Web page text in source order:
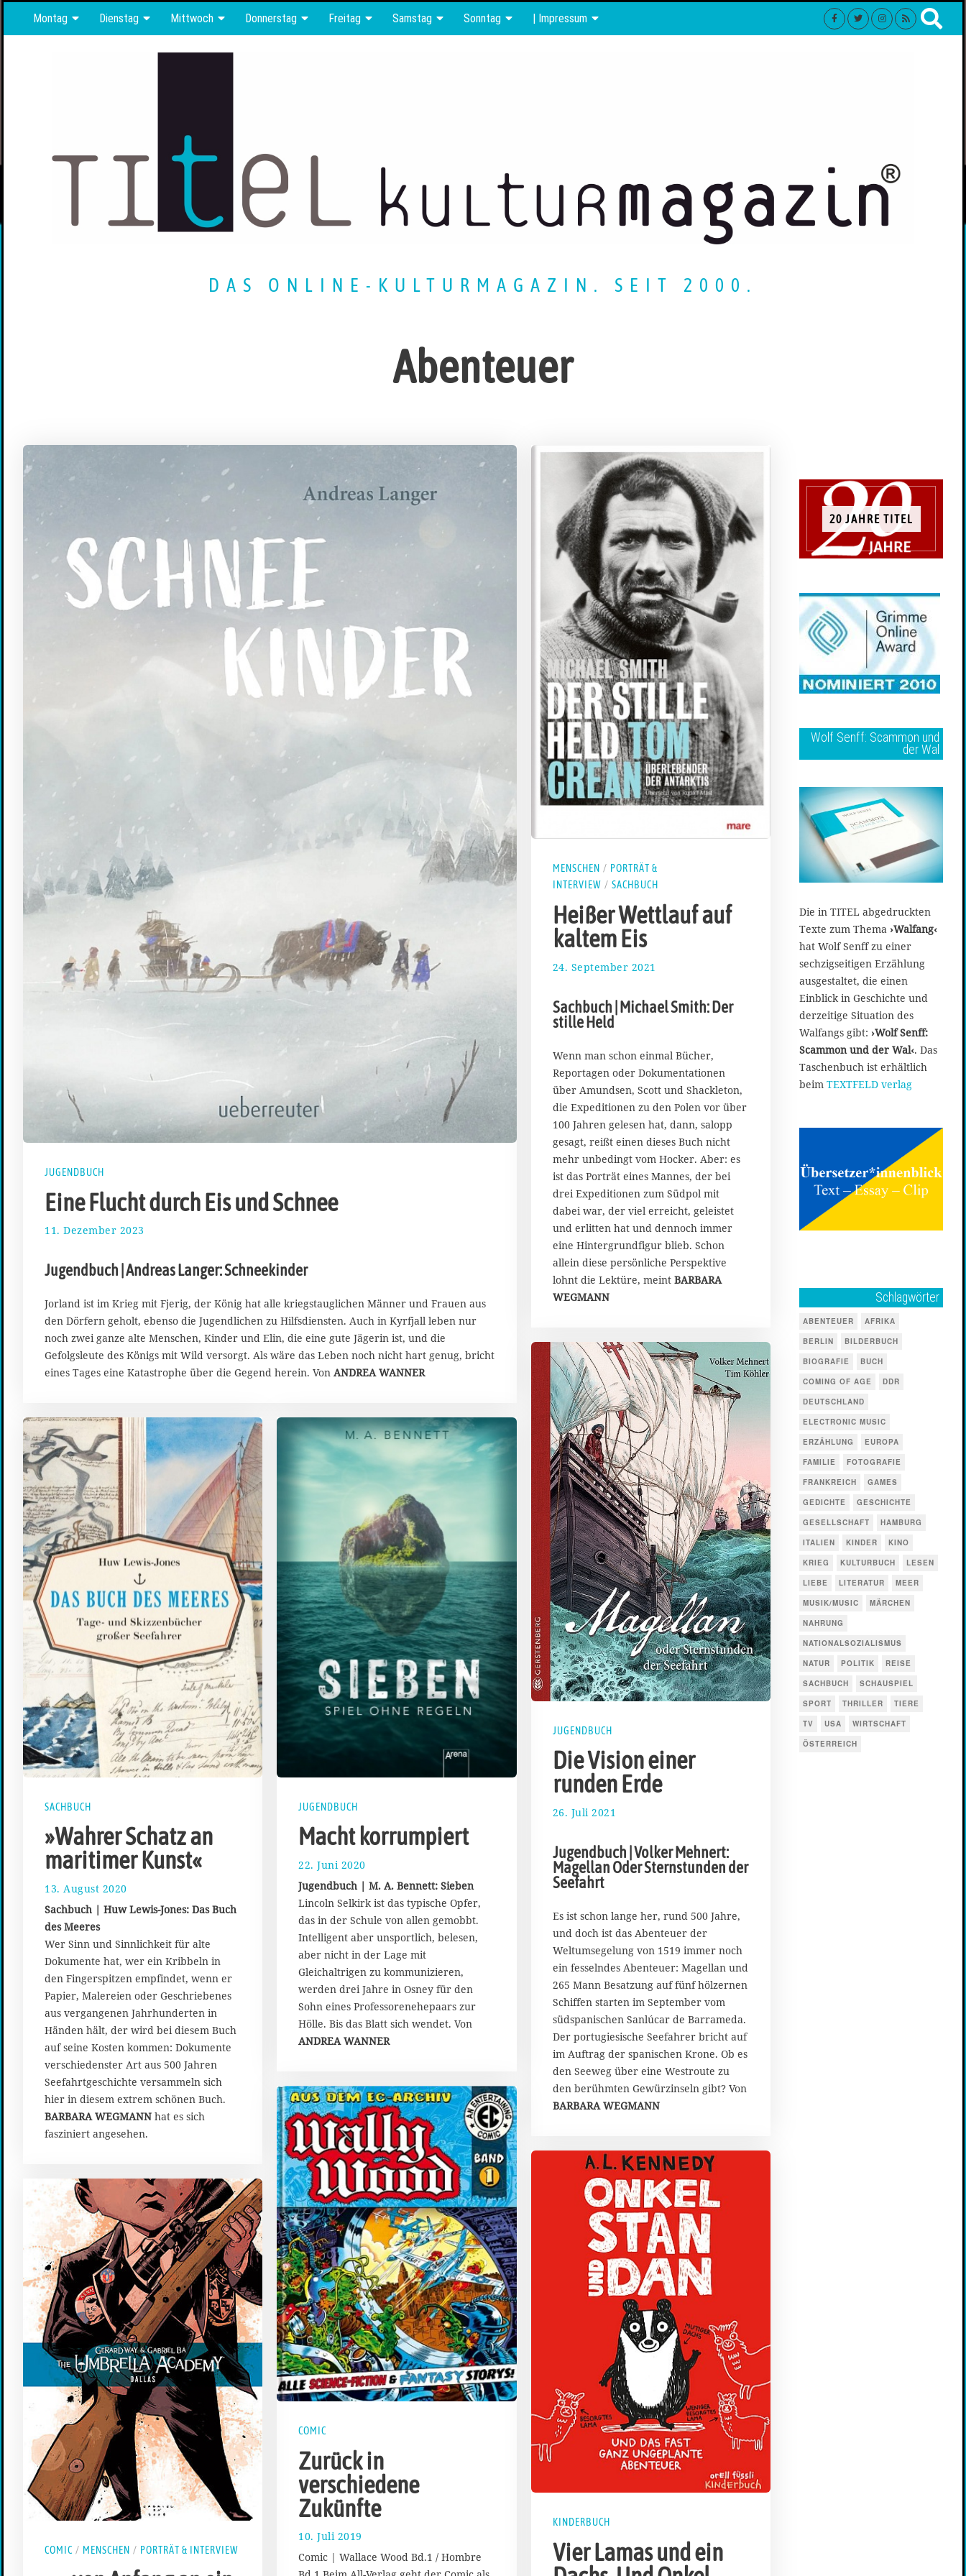
Montag Dienstag Mittwoch Donnerstag Freitag Samstag Sonntag | Impressum
DAS ONLINE-KULTURMAGAZIN. SEIT 2000.
Abenteuer
JUGENDBUCH
Eine Flucht durch Eis und Schnee
11. Dezember 2023
D
z
e
b
e
r
2
3
Jugendbuch | Andreas Langer: Schneekinder
Jorland ist im Krieg mit Fjerig, der König hat alle kriegstauglichen Männer und Frauen aus
den Dörfern geholt, ebenso die Jugendlichen zu Hilfsdiensten. Auch in Kyrfjall leben nur
noch zwei ganze alte Menschen, Kinder und Elin, die eine gute Jägerin ist, und die
Gefolgsleute des Königs mit Wild versorgt. Als wäre das Leben noch nicht hart genug, bricht
eines Tages eine Katastrophe über die Gegend herein. Von ANDREA WANNER
MENSCHEN / PORTRÄT &
INTERVIEW / SACHBUCH
Heißer Wettlauf auf
kaltem Eis
24. September 2021
k
b
2
0
2
1
Sachbuch | Michael Smith: Der
stille Held
Wenn man schon einmal Bücher,
Reportagen oder Dokumentationen
über Amundsen, Scott und Shackleton,
die Expeditionen zu den Polen vor über
100 Jahren gelesen hat, dann, salopp
gesagt, reißt einen dieses Buch nicht
mehr unbedingt vom Hocker. Aber: es
ist das Porträt eines Mannes, der bei
drei Expeditionen zum Südpol mit
dabei war, der viel erreicht, geleistet
und erlitten hat und dennoch immer
eine Hintergrundfigur blieb. Schon
allein diese persönliche Perspektive
lohnt die Lektüre, meint BARBARA
WEGMANN
JUGENDBUCH
Die Vision einer
runden Erde
26. Juli 2021
J
u
2
0
2
1
Jugendbuch | Volker Mehnert:
Magellan Oder Sternstunden der
Seefahrt
Es ist schon lange her, rund 500 Jahre,
und doch ist das Abenteuer der
Weltumsegelung von 1519 immer noch
ein fesselndes Abenteuer: Magellan und
265 Mann Besatzung auf fünf hölzernen
Schiffen starten im September vom
südspanischen Sanlúcar de Barrameda.
Der portugiesische Seefahrer bricht auf
im Auftrag der spanischen Krone. Ob es
den Seeweg über eine Westroute zu
den berühmten Gewürzinseln gibt? Von
BARBARA WEGMANN
SACHBUCH
»Wahrer Schatz an
maritimer Kunst«
13. August 2020
1
.
u
g
u
t
2
0
2
0
Sachbuch | Huw Lewis-Jones: Das Buch
des Meeres
Wer Sinn und Sinnlichkeit für alte
Dokumente hat, wer ein Kribbeln in
den Fingerspitzen empfindet, wenn er
Papier, Malereien oder Geschriebenes
aus vergangenen Jahrhunderten in
Händen hält, der wird bei diesem Buch
auf seine Kosten kommen: Dokumente
verschiedenster Art aus 500 Jahren
Seefahrtgeschichte versammeln sich
hier in diesem extrem schönen Buch.
BARBARA WEGMANN hat es sich
fasziniert angesehen.
JUGENDBUCH
Macht korrumpiert
22. Juni 2020
.
J
u
l
i
2
2
0
Jugendbuch | M. A. Bennett: Sieben
Lincoln Selkirk ist das typische Opfer,
das in der Schule von allen gemobbt.
Intelligent aber unsportlich, belesen,
aber nicht in der Lage mit
Gleichaltrigen zu kommunizieren,
werden drei Jahre in Osney für den
Sohn eines Professorenehepaars zur
Hölle. Bis das Blatt sich wendet. Von
ANDREA WANNER
COMIC
Zurück in
verschiedene
Zukünfte
10. Juli 2019
.
Comic | Wallace Wood Bd.1 / Hombre
KINDERBUCH
Vier Lamas und ein
COMIC / MENSCHEN / PORTRÄT & INTERVIEW
20 JAHRE TITEL
Wolf Senff: Scammon und
der Wal
Die in TITEL abgedruckten
Texte zum Thema ›Walfang‹
hat Wolf Senff zu einer
sechzigseitigen Erzählung
ausgestaltet, die einen
Einblick in Geschichte und
derzeitige Situation des
Walfangs gibt: ›Wolf Senff:
Scammon und der Wal‹. Das
Taschenbuch ist erhältlich
beim TEXTFELD verlag
Schlagwörter
ABENTEUER
AFRIKA
BERLIN
BILDERBUCH
BIOGRAFIE
BUCH
COMING OF AGE
DDR
DEUTSCHLAND
ELECTRONIC MUSIC
ERZÄHLUNG
EUROPA
FAMILIE
FOTOGRAFIE
FRANKREICH
GAMES
GEDICHTE
GESCHICHTE
GESELLSCHAFT
HAMBURG
ITALIEN
KINDER
KINO
KRIEG
KULTURBUCH
LESEN
LIEBE
LITERATUR
MEER
MUSIK/MUSIC
MÄRCHEN
NAHRUNG
NATIONALSOZIALISMUS
NATUR
POLITIK
REISE
SACHBUCH
SCHAUSPIEL
SPORT
THRILLER
TIERE
TV
USA
WIRTSCHAFT
ÖSTERREICH